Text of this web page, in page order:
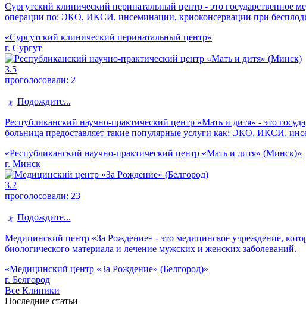
Сургутский клинический перинатальный центр - это государственное
операции по: ЭКО, ИКСИ, инсеминации, криоконсервации при
«Сургутский клинический перинатальный центр»
г. Сургут
3.5
проголосовали: 2
Подождите...
Республиканский научно-практический центр «Мать и дитя» - это
больница предоставляет такие популярные услуги как: ЭКО, ИКСИ,
«Республиканский научно-практический центр «Мать и дитя» (Минск)»
г. Минск
3.2
проголосовали: 23
Подождите...
Медицинский центр «За Рождение» - это медицинское учреждение,
биологического материала и лечение мужских и женских заболеваний.
«Медицинский центр «За Рождение» (Белгород)»
г. Белгород
Все Клиники
Последние статьи